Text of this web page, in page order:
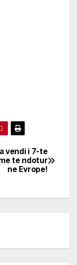
vendi i 7-te
te ndotur
ne Evrope!